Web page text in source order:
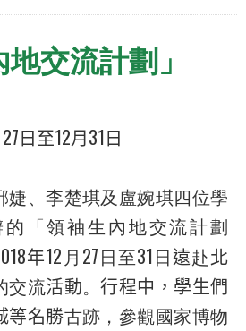
地交流計劃」
27日至12月31日
婕、李楚琪及盧婉琪四位學
「領袖生內地交流計劃
年12 月 27日至31日遠赴北
交流活動。行程中，學生們
等名勝古跡，參觀國家博物